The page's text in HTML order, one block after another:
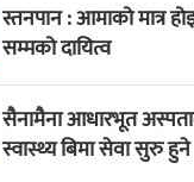
स्तनपान : आमाको मात्र
सम्मको दायित्व
सैनामैना आधारभूत
स्वास्थ्य बिमा सेवा सुरु हुने